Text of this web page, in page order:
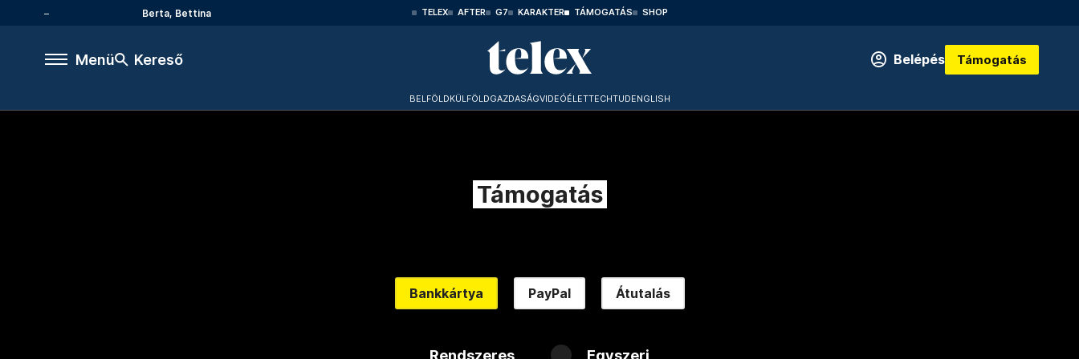
Berta, Bettina TELEX AFTER G7 KARAKTER TÁMOGATÁS SHOP
Menü Kereső Belépés Támogatás
BELFÖLDKÜLFÖLDGAZDASÁGVIDEÓÉLETTECHTUDENGLISH
Támogatás
Bankkártya PayPal Átutalás
Rendszeres Egyszeri